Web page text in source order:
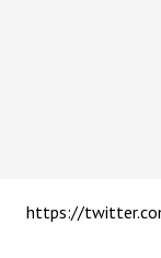
https://